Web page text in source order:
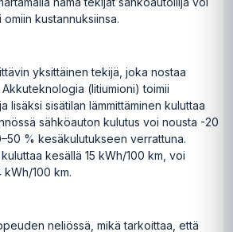
kustannuksiinsa.
yksittäinen tekijä, joka nostaa
(litiumioni) toimii
lisäksi sisätilan lämmittäminen kuluttaa
sähköauton kulutus voi nousta -20
% kesäkulutukseen verrattuna.
kesällä 15 kWh/100 km, voi
kWh/100 km.
neliössä, mikä tarkoittaa, että